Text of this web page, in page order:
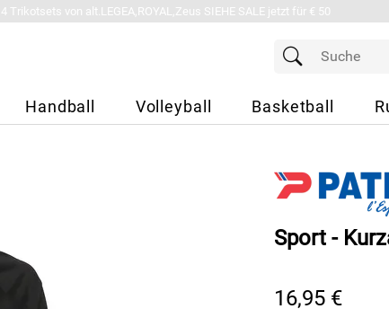
14 Trikotsets von alt.LEGEA,ROYAL,Zeus SIEHE SALE jetzt für € 50
Handball Volleyball Basketball
Sport -
16,95 €